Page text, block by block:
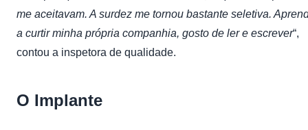
me aceitavam. A surdez me tornou bastante seletiva.
a curtir minha própria companhia, gosto de ler e escrever“,
contou a inspetora de qualidade.
O Implante